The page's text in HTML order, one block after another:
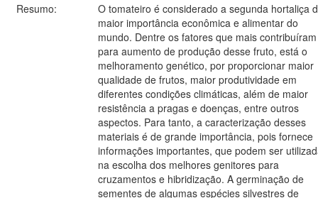
Resumo:
O tomateiro é considerado a segunda hortaliça
maior importância econômica e alimentar do
mundo. Dentre os fatores que mais contribuíram
para aumento de produção desse fruto, está o
melhoramento genético, por proporcionar maior
qualidade de frutos, maior produtividade em
diferentes condições climáticas, além de maior
resistência a pragas e doenças, entre outros
aspectos. Para tanto, a caracterização desses
materiais é de grande importância, pois fornece
informações importantes, que podem ser
na escolha dos melhores genitores para
cruzamentos e hibridização. A germinação de
sementes de algumas espécies silvestres de